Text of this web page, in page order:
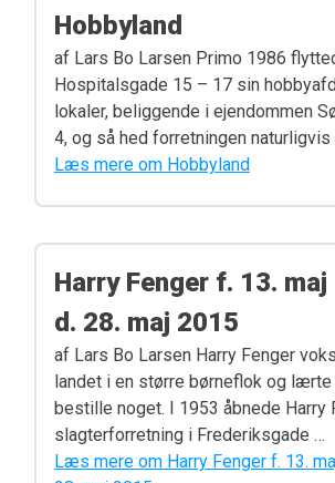
Hobbyland
af Lars Bo Larsen Primo 1986
Hospitalsgade 15 – 17 sin
lokaler, beliggende i ejendommen
4, og så hed forretningen naturligvis
Læs mere om Hobbyland
Harry Fenger f. 13.
d. 28. maj 2015
af Lars Bo Larsen Harry Fenger
landet i en større børneflok og lærte
bestille noget. I 1953 åbnede Harry
slagterforretning i Frederiksgade …
Læs mere om Harry Fenger f. 13.